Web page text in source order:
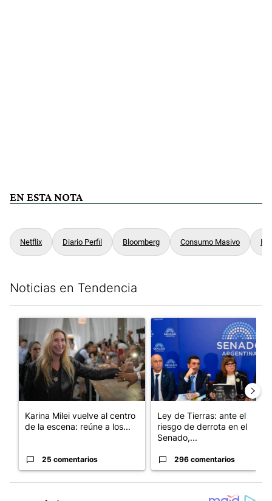
EN ESTA NOTA
Netflix Diario Perfil Bloomberg Consumo Masivo
Noticias en Tendencia
Un artículo de tendencia con el título "Karina Milei vuelve al
Karina Milei vuelve al centro
de la escena: reúne a los...
25 comentarios
Un artículo de tendencia con
Ley de Tierras: ante el
riesgo de derrota en el
Senado,...
296 comentarios